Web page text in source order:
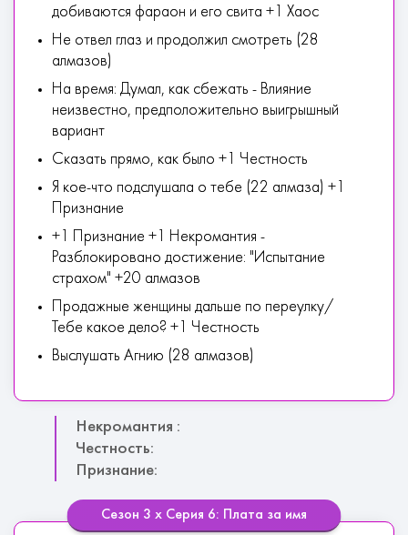
добиваются фараон и его свита +1 Хаос
Не отвел глаз и продолжил смотреть (28
алмазов)
На время: Думал, как сбежать - Влияние
неизвестно, предположительно выигрышный
вариант
Сказать прямо, как было +1 Честность
Я кое-что подслушала о тебе (22 алмаза) +1
Признание
+1 Признание +1 Некромантия -
Разблокировано достижение: "Испытание
страхом" +20 алмазов
Продажные женщины дальше по переулку/
Тебе какое дело? +1 Честность
Выслушать Агнию (28 алмазов)
Некромантия :
Честность:
Признание:
Сезон 3 х Серия 6: Плата за имя